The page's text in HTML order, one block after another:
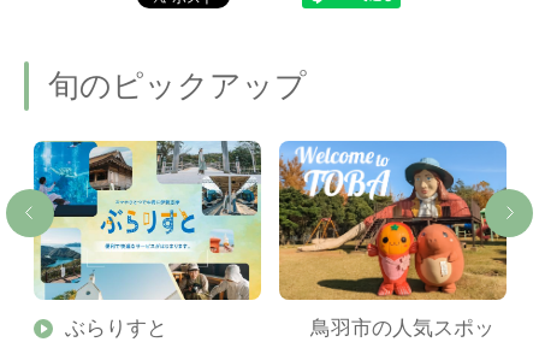
旬のピックアップ
ぶらりすと
鳥羽市の人気スポッ